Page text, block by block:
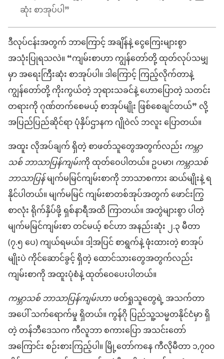
ဆုံး စာအုပ်ပါ”
ဒီလုပ်ငန်းအတွက် ဘာကြောင့် အချိန်နဲ့ ငွေကြေးများစွာ
အသုံးပြုရသလဲ။ “ကျမ်းစာဟာ ကျွန်တော်တို့ ထုတ်လုပ်သမျှ
မှာ အရေးကြီးဆုံး စာအုပ်ပါ။ ဒါကြောင့် ကြည့်လိုက်တာနဲ့
ကျွန်တော်တို့ ကိုးကွယ်တဲ့ ဘုရားသခင်နဲ့ ဟောပြောတဲ့ သတင်း
တရားကို ဂုဏ်တက်စေမယ့် စာအုပ်မျိုး ဖြစ်စေချင်တယ်” လို့
အပြည်ပြည်ဆိုင်ရာ ပုံနှိပ်ဌာနက ဂျိုဝဲလ် ဘလူး ပြောတယ်။
အထူး လိုအပ်ချက် ရှိတဲ့ စာဖတ်သူတွေအတွက်လည်းကမ္ဘာ
သစ် ဘာသာပြန်ကျမ်းကို ထုတ်ဝေပါတယ်။ ဥပမာ၊ကမ္ဘာသစ်
ဘာသာပြန်မျက်မမြင်ကျမ်းစာကို ဘာသာစကား ဆယ်မျိုးနဲ့ ရ
နိုင်ပါတယ်။ မျက်မမြင် ကျမ်းစာတစ်အုပ်အတွက် ဖောင်းကြွ
စာလုံး ရိုက်နှိပ်ဖို့ ရှစ်နာရီအထိ ကြာတယ်။ အတွဲများစွာ ပါတဲ့
မျက်မမြင်ကျမ်းစာ တင်မယ့် စင်ဟာ အနည်းဆုံး ၂.၃ မီတာ
(၇.၅ ပေ) ကျယ်ရမယ်။ ဒါ့အပြင် စာရွက်နဲ့ ဖုံးထားတဲ့ စာအုပ်
မျိုးပဲ ကိုင်ဆောင်ခွင့် ရှိတဲ့ ထောင်သားတွေအတွက်လည်း
ကျမ်းစာကို အထူးပုံစံနဲ့ ထုတ်ဝေပေးပါတယ်။
ကမ္ဘာသစ် ဘာသာပြန်ကျမ်းဟာ ဖတ်ရှုသူတွေရဲ့ အသက်တာ
အပေါ် သက်ရောက်မှု ရှိတယ်။ ကွန်ဂို ပြည်သူ့သမ္မတနိုင်ငံမှာ ရှိ
တဲ့ တန်ဘီဒေသက ကီလူဘာ စကားပြော အသင်းတော်
အကြောင်း စဉ်းစားကြည့်ပါ။ မြို့တော်ကနေ ကီလိုမီတာ ၁,၇၀၀